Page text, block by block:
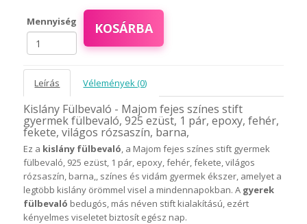
Mennyiség KOSÁRBA
Leírás Vélemények (0)
Kislány Fülbevaló - Majom fejes színes stift
gyermek fülbevaló, 925 ezüst, 1 pár, epoxy, fehér,
fekete, világos rózsaszín, barna,
Ez a kislány fülbevaló, a Majom fejes színes stift gyermek
fülbevaló, 925 ezüst, 1 pár, epoxy, fehér, fekete, világos
rózsaszín, barna,, színes és vidám gyermek ékszer, amelyet a
legtöbb kislány örömmel visel a mindennapokban. A gyerek
fülbevaló bedugós, más néven stift kialakítású, ezért
kényelmes viseletet biztosít egész nap.